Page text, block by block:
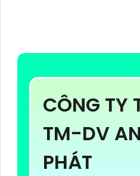
CÔNG TY
TM-DV
PHÁT